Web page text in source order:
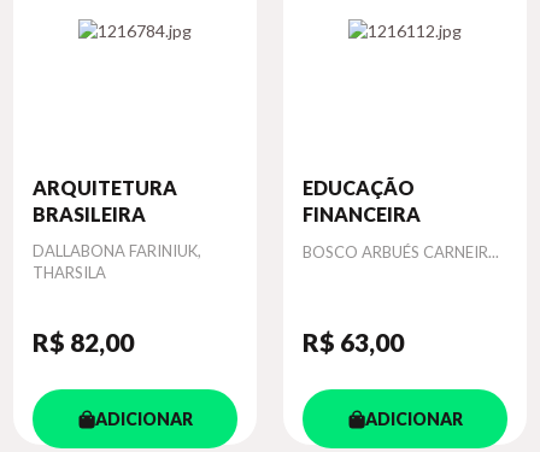
ARQUITETURA
BRASILEIRA
Autor
DALLABONA FARINIUK,
THARSILA
R$ 82,00
ADICIONAR
EDUCAÇÃO
FINANCEIRA
Autor
BOSCO ARBUÉS CARNEIR...
R$ 63,00
ADICIONAR